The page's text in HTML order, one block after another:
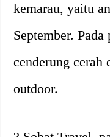
kemarau, yaitu
September.
cenderung cerah
outdoor.